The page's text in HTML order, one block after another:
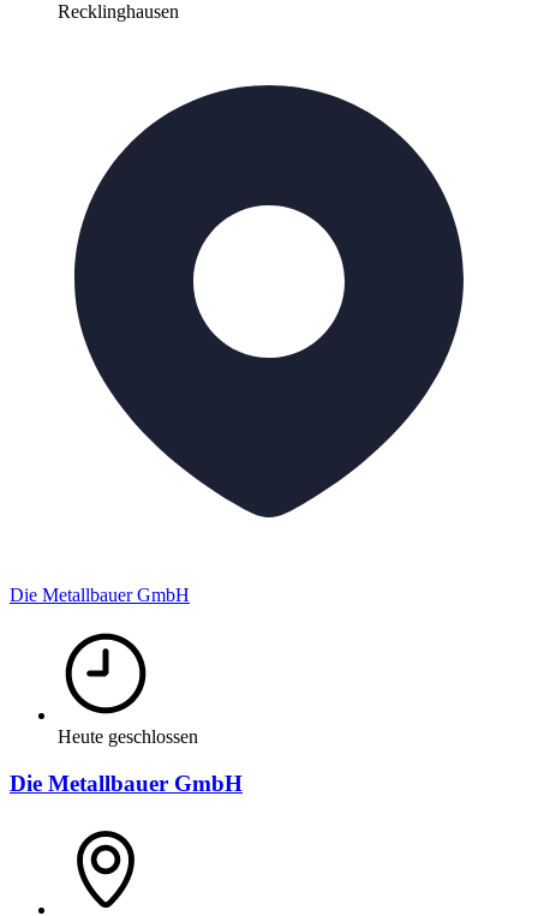
Recklinghausen
Die Metallbauer GmbH
Heute geschlossen
Die Metallbauer GmbH